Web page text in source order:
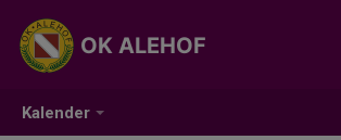
Kalender
OK ALEHOF